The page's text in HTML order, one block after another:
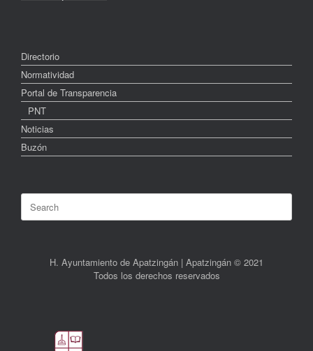
Directorio
Normatividad
Portal de Transparencia
PNT
Noticias
Buzón
Search
for:
H. Ayuntamiento de Apatzingán | Apatzingán © 2021
Todos los derechos reservados